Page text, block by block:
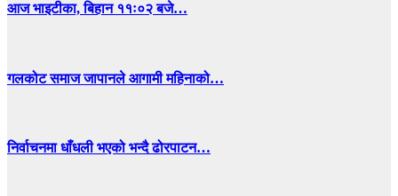
आज भाइटीका, बिहान ११ः०२ बजे…
गलकोट समाज जापानले आगामी महिनाको…
निर्वाचनमा धाँधली भएको भन्दै ढोरपाटन…